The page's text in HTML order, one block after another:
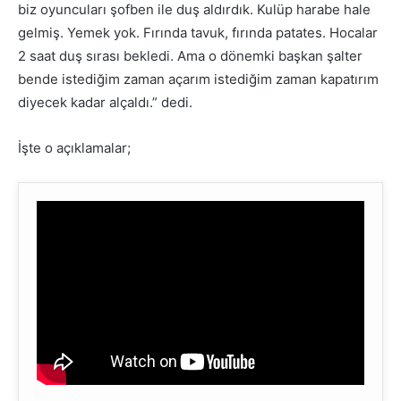
biz oyuncuları şofben ile duş aldırdık. Kulüp harabe hale
gelmiş. Yemek yok. Fırında tavuk, fırında patates. Hocalar
2 saat duş sırası bekledi. Ama o dönemki başkan şalter
bende istediğim zaman açarım istediğim zaman kapatırım
diyecek kadar alçaldı.” dedi.
İşte o açıklamalar;